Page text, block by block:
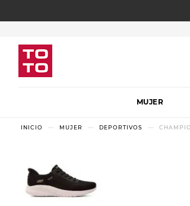
MUJER
MUJER DEPORTIVOS
1.
.